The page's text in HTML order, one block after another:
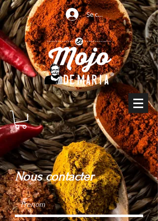
Se connecter
Nous contacter